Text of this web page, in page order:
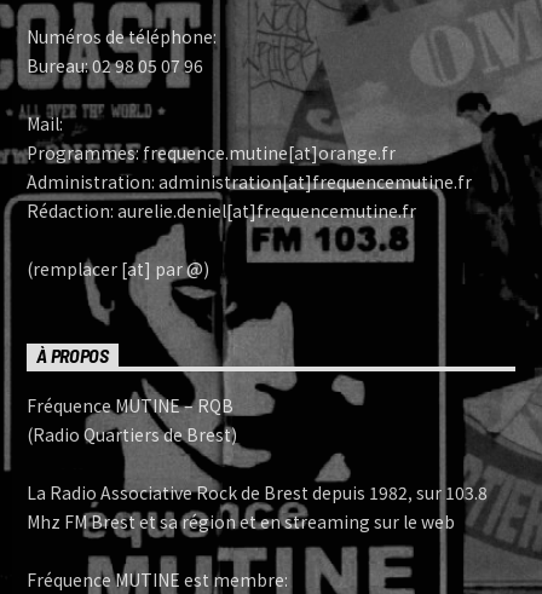
Numéros de téléphone:
Bureau: 02 98 05 07 96
Mail:
Programmes: frequence.mutine[at]orange.fr
Administration: administration[at]frequencemutine.fr
Rédaction: aurelie.deniel[at]frequencemutine.fr
(remplacer [at] par @)
À PROPOS
Fréquence MUTINE – RQB
(Radio Quartiers de Brest)
La Radio Associative Rock de Brest depuis 1982, sur 103.8
Mhz FM Brest et sa région et en streaming sur le web
Fréquence MUTINE est membre: